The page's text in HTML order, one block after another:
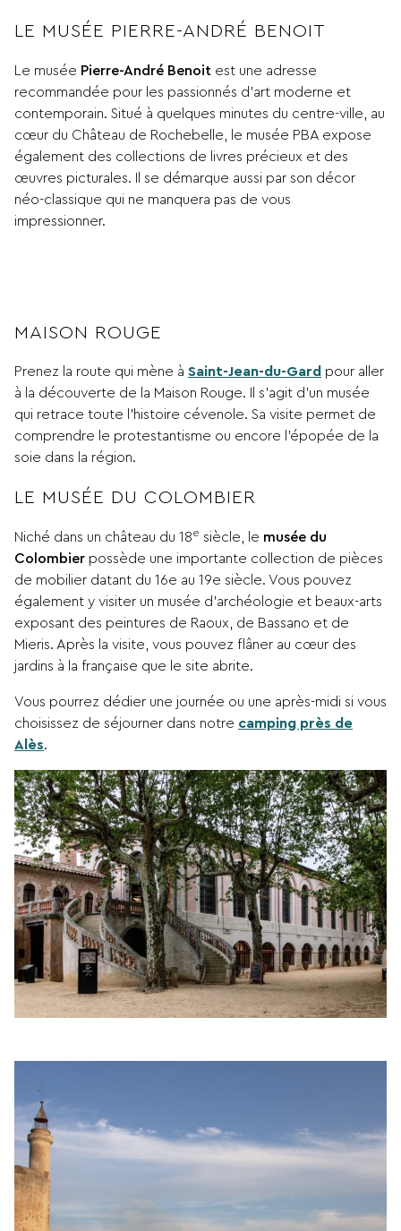
LE MUSÉE PIERRE-ANDRÉ BENOIT
Le musée Pierre-André Benoit est une adresse
recommandée pour les passionnés d’art moderne et
contemporain. Situé à quelques minutes du centre-ville, au
cœur du Château de Rochebelle, le musée PBA expose
également des collections de livres précieux et des
œuvres picturales. Il se démarque aussi par son décor
néo-classique qui ne manquera pas de vous
impressionner.
MAISON ROUGE
Prenez la route qui mène à Saint-Jean-du-Gard pour aller
à la découverte de la Maison Rouge. Il s’agit d’un musée
qui retrace toute l’histoire cévenole. Sa visite permet de
comprendre le protestantisme ou encore l’épopée de la
soie dans la région.
LE MUSÉE DU COLOMBIER
Niché dans un château du 18e siècle, le musée du
Colombier possède une importante collection de pièces
de mobilier datant du 16e au 19e siècle. Vous pouvez
également y visiter un musée d’archéologie et beaux-arts
exposant des peintures de Raoux, de Bassano et de
Mieris. Après la visite, vous pouvez flâner au cœur des
jardins à la française que le site abrite.
Vous pourrez dédier une journée ou une après-midi si vous
choisissez de séjourner dans notre camping près de
Alès.